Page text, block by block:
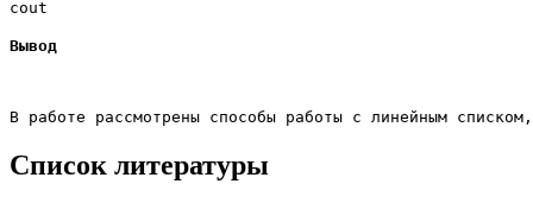
Вывод
В работе рассмотрены способы работы с линейным
Список литературы